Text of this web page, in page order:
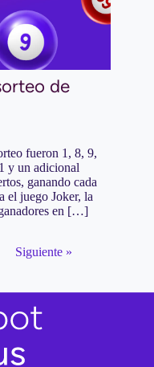
de
fueron 1, 8, 9,
y un adicional
ganando cada
el juego Joker, la
en […]
Siguiente »